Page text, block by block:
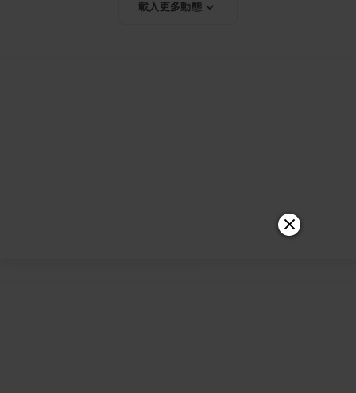
載入更多動態